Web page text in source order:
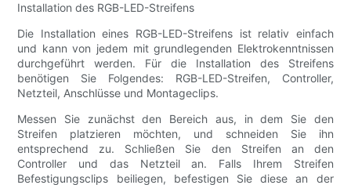
Installation des RGB-LED-Streifens
Die Installation eines RGB-LED-Streifens ist relativ einfach
und kann von jedem mit grundlegenden Elektrokenntnissen
durchgeführt werden. Für die Installation des Streifens
benötigen Sie Folgendes: RGB-LED-Streifen, Controller,
Netzteil, Anschlüsse und Montageclips.
Messen Sie zunächst den Bereich aus, in dem Sie den
Streifen platzieren möchten, und schneiden Sie ihn
entsprechend zu. Schließen Sie den Streifen an den
Controller und das Netzteil an. Falls Ihrem Streifen
Befestigungsclips beiliegen, befestigen Sie diese an der